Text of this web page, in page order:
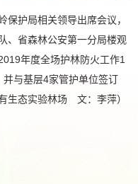
护局相关领导出席会议，
、省森林公安第一分局楼观
年度全场护林防火工作1
与基层4家管护单位签订
生态实验林场 文：李萍）